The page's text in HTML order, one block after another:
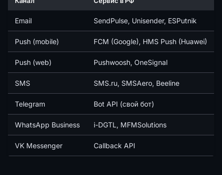
Email SendPulse, Unisender, ESPutnik
Push (mobile) FCM (Google), HMS Push (Huawei)
Push (web) Pushwoosh, OneSignal
SMS SMS.ru, SMSAero, Beeline
Telegram Bot API (свой бот)
WhatsApp Business i-DGTL, MFMSolutions
VK Messenger Callback API